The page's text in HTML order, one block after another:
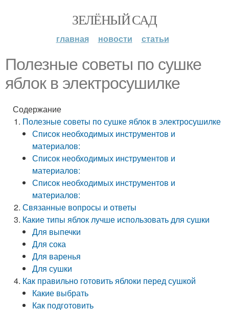
ЗЕЛЁНЫЙ САД
главная новости статьи
Полезные советы по сушке
яблок в электросушилке
Содержание
Полезные советы по сушке яблок в электросушилке
Список необходимых инструментов и
материалов:
Список необходимых инструментов и
материалов:
Список необходимых инструментов и
материалов:
Связанные вопросы и ответы
Какие типы яблок лучше использовать для сушки
Для выпечки
Для сока
Для варенья
Для сушки
Как правильно готовить яблоки перед сушкой
Какие выбрать
Как подготовить